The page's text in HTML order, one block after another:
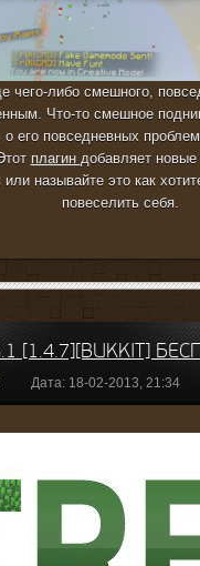
чего-либо смешного,
Что-то смешное
его повседневных
плагин добавляет
или называйте это как
повеселить себя.
[1.4.7][BUKKIT]
Дата: 18-02-2013, 21:34